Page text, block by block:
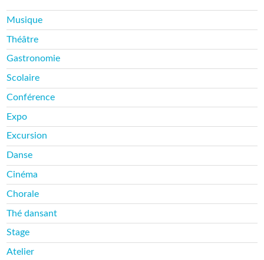
Musique
Théâtre
Gastronomie
Scolaire
Conférence
Expo
Excursion
Danse
Cinéma
Chorale
Thé dansant
Stage
Atelier